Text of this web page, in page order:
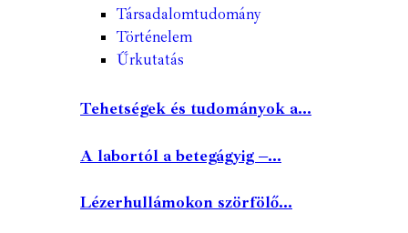
Társadalomtudomány
Történelem
Űrkutatás
Tehetségek és tudományok a...
A labortól a betegágyig –...
Lézerhullámokon szörfölő...